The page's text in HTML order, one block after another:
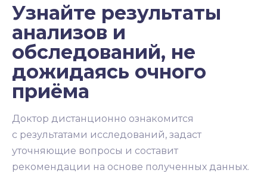
Узнайте результаты
анализов и
обследований, не
дожидаясь очного
приёма
Доктор дистанционно ознакомится
с результатами исследований, задаст
уточняющие вопросы и составит
рекомендации на основе полученных данных.